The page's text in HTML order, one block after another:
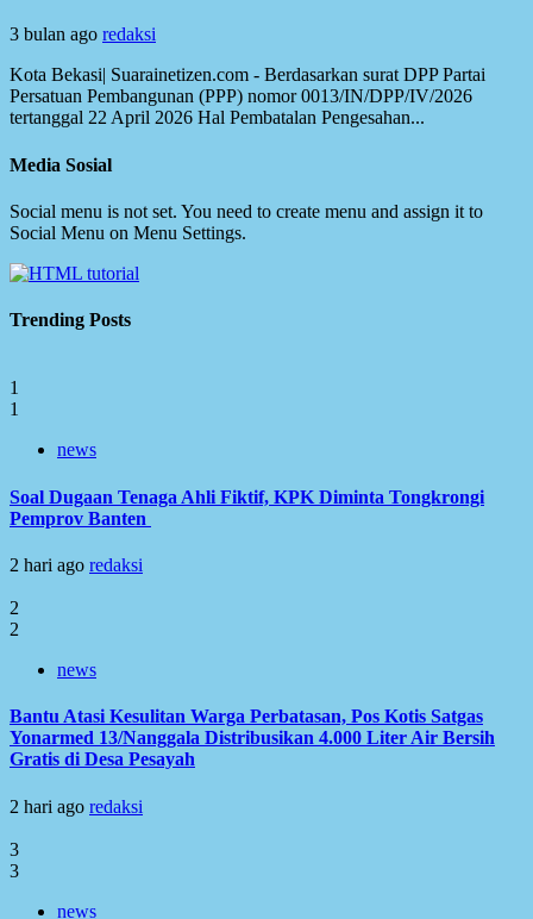
3 bulan ago redaksi
Kota Bekasi| Suarainetizen.com - Berdasarkan surat DPP Partai
Persatuan Pembangunan (PPP) nomor 0013/IN/DPP/IV/2026
tertanggal 22 April 2026 Hal Pembatalan Pengesahan...
Media Sosial
Social menu is not set. You need to create menu and assign it to
Social Menu on Menu Settings.
Trending Posts
1
1
news
Soal Dugaan Tenaga Ahli Fiktif, KPK Diminta Tongkrongi
Pemprov Banten
2 hari ago redaksi
2
2
news
Bantu Atasi Kesulitan Warga Perbatasan, Pos Kotis Satgas
Yonarmed 13/Nanggala Distribusikan 4.000 Liter Air Bersih
Gratis di Desa Pesayah
2 hari ago redaksi
3
3
news